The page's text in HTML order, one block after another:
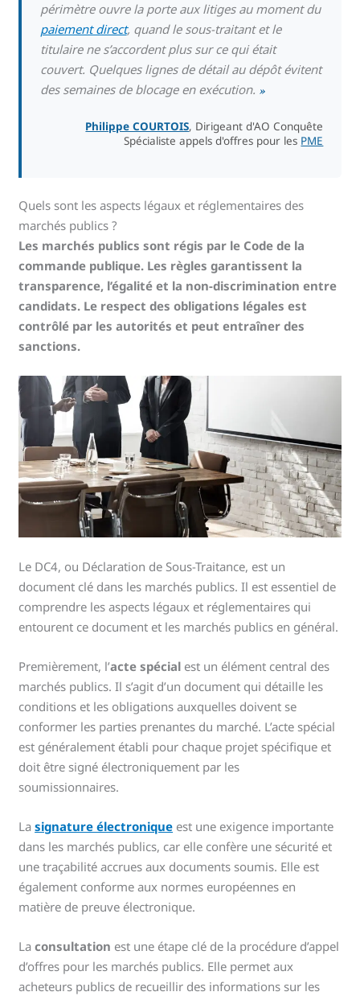
périmètre ouvre la porte aux litiges au moment du
paiement direct, quand le sous-traitant et le
titulaire ne s’accordent plus sur ce qui était
couvert. Quelques lignes de détail au dépôt évitent
des semaines de blocage en exécution. »
Philippe COURTOIS, Dirigeant d'AO Conquête
Spécialiste appels d'offres pour les PME
Quels sont les aspects légaux et réglementaires des
marchés publics ?
Les marchés publics sont régis par le Code de la
commande publique. Les règles garantissent la
transparence, l’égalité et la non-discrimination entre
candidats. Le respect des obligations légales est
contrôlé par les autorités et peut entraîner des
sanctions.
Le DC4, ou Déclaration de Sous-Traitance, est un
document clé dans les marchés publics. Il est essentiel de
comprendre les aspects légaux et réglementaires qui
entourent ce document et les marchés publics en général.
Premièrement, l’acte spécial est un élément central des
marchés publics. Il s’agit d’un document qui détaille les
conditions et les obligations auxquelles doivent se
conformer les parties prenantes du marché. L’acte spécial
est généralement établi pour chaque projet spécifique et
doit être signé électroniquement par les
soumissionnaires.
Lasignature électronique est une exigence importante
dans les marchés publics, car elle confère une sécurité et
une traçabilité accrues aux documents soumis. Elle est
également conforme aux normes européennes en
matière de preuve électronique.
Laconsultation est une étape clé de la procédure d’appel
d’offres pour les marchés publics. Elle permet aux
acheteurs publics de recueillir des informations sur les